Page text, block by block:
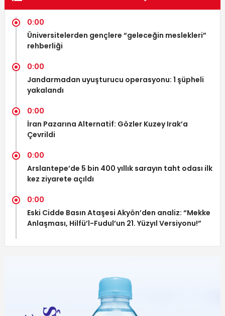
0:00
Üniversitelerden gençlere “geleceğin meslekleri”
rehberliği
0:00
Jandarmadan uyuşturucu operasyonu: 1 şüpheli
yakalandı
0:00
İran Pazarına Alternatif: Gözler Kuzey Irak’a
Çevrildi
0:00
Arslantepe’de 5 bin 400 yıllık sarayın taht odası ilk
kez ziyarete açıldı
0:00
Eski Cidde Basın Ataşesi Akyön’den analiz: “Mekke
Anlaşması, Hilfü’l-Fudul’un 21. Yüzyıl Versiyonu!”